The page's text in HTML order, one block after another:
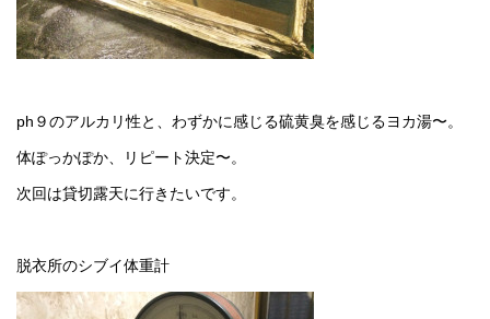
ph９のアルカリ性と、わずかに感じる硫黄臭を感じるヨカ湯〜。
体ぽっかぽか、リピート決定〜。
次回は貸切露天に行きたいです。
脱衣所のシブイ体重計